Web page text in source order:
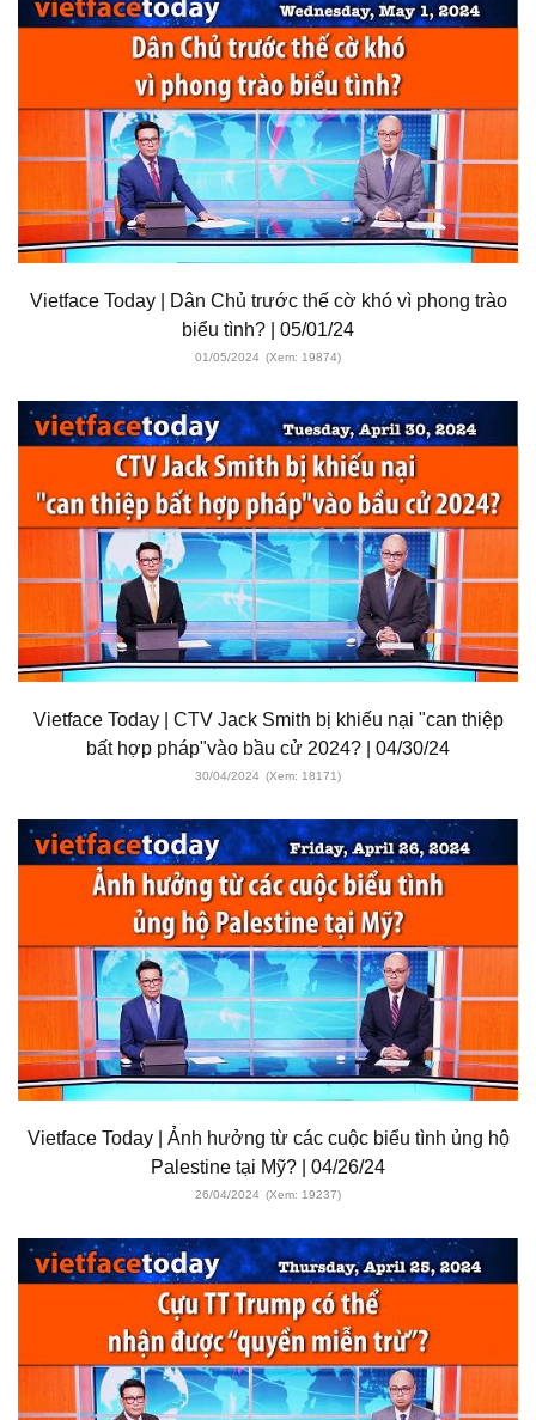
Vietface Today | Dân Chủ trước thế cờ khó vì phong trào
biểu tình? | 05/01/24
01/05/2024 (Xem: 19874)
Vietface Today | CTV Jack Smith bị khiếu nại "can thiệp
bất hợp pháp"vào bầu cử 2024? | 04/30/24
30/04/2024 (Xem: 18171)
Vietface Today | Ảnh hưởng từ các cuộc biểu tình ủng hộ
Palestine tại Mỹ? | 04/26/24
26/04/2024 (Xem: 19237)